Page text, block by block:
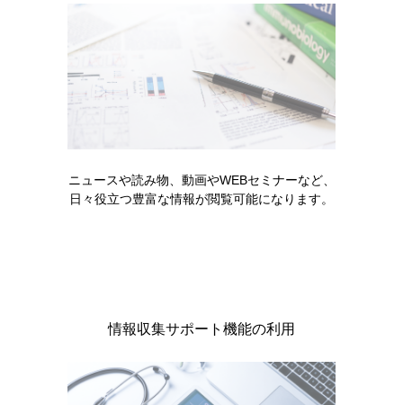
【カード】かかりつけ以外の医療
機関を受診される際にご提示くだ
スーグラ錠を服薬中の患者さん服
糖尿病食事支援レシピ_夏（2026
年6月）
ニュースや読み物、動画やWEBセミナーなど、
日々役立つ豊富な情報が閲覧可能になります。
情報収集サポート機能の利用